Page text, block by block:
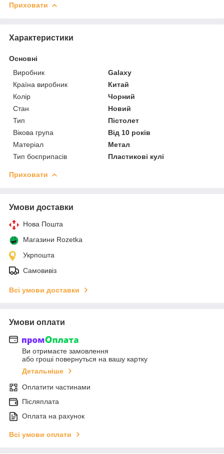
Приховати
Характеристики
Основні
Виробник
Galaxy
Країна виробник
Китай
Колір
Чорний
Стан
Новий
Тип
Пістолет
Вікова група
Від 10 років
Матеріал
Метал
Тип боєприпасів
Пластикові кулі
Приховати
Умови доставки
Нова Пошта
Магазини Rozetka
Укрпошта
Самовивіз
Всі умови доставки
Умови оплати
Ви отримаєте замовлення
або гроші повернуться на вашу картку
Детальніше
Оплатити частинами
Післяплата
Оплата на рахунок
Всі умови оплати